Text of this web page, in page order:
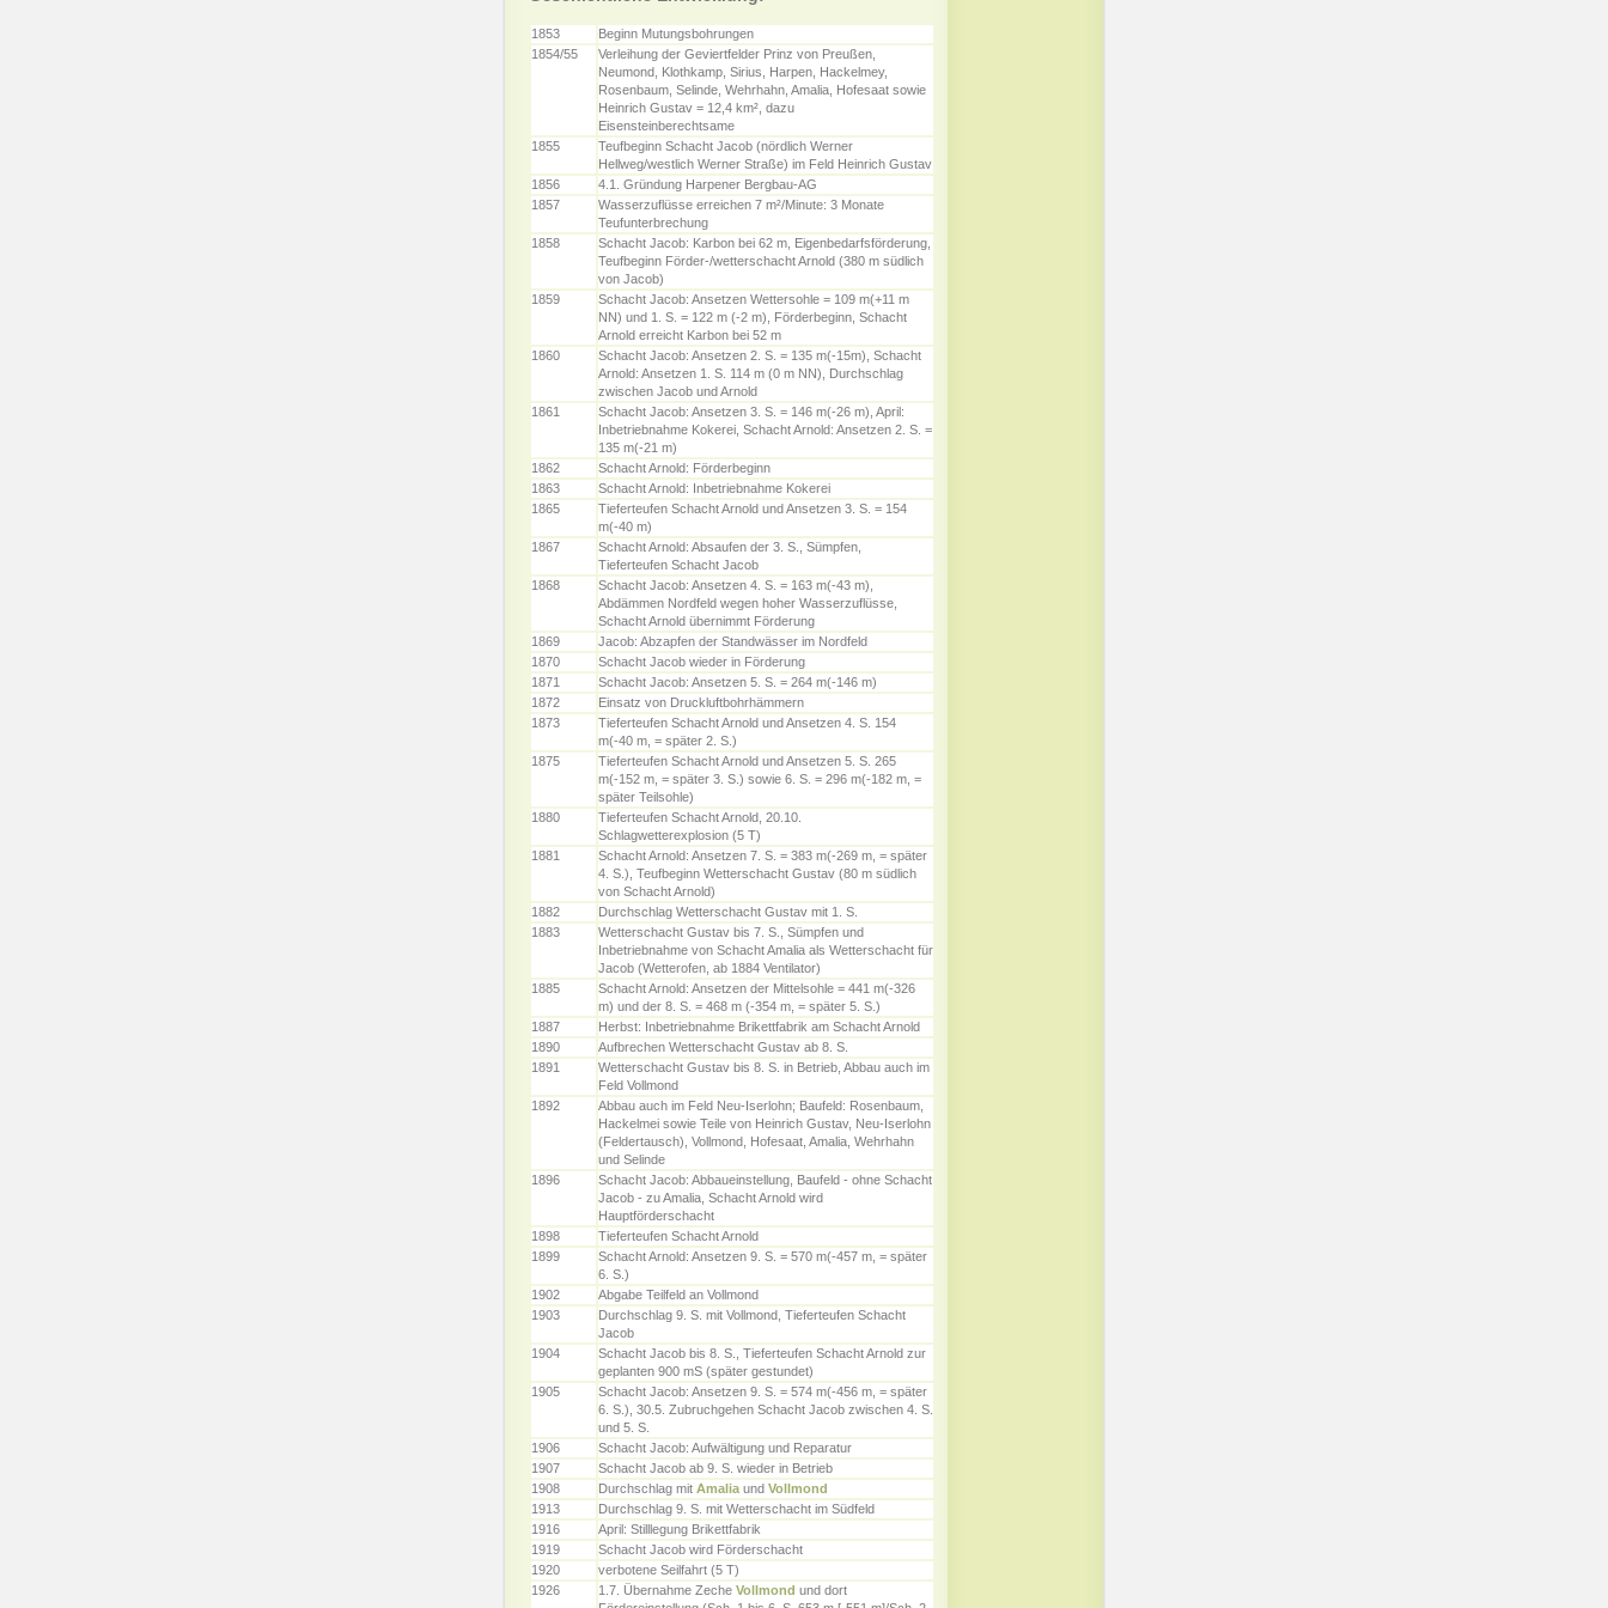
1853
Beginn Mutungsbohrungen
1854/55
Verleihung der Geviertfelder Prinz von Preußen,
Neumond, Klothkamp, Sirius, Harpen, Hackelmey,
Rosenbaum, Selinde, Wehrhahn, Amalia, Hofesaat sowie
Heinrich Gustav = 12,4 km², dazu
Eisensteinberechtsame
1855
Teufbeginn Schacht Jacob (nördlich Werner
Hellweg/westlich Werner Straße) im Feld Heinrich Gustav
1856
4.1. Gründung Harpener Bergbau-AG
1857
Wasserzuflüsse erreichen 7 m²/Minute: 3 Monate
Teufunterbrechung
1858
Schacht Jacob: Karbon bei 62 m, Eigenbedarfsförderung,
Teufbeginn Förder-/wetterschacht Arnold (380 m südlich
von Jacob)
1859
Schacht Jacob: Ansetzen Wettersohle = 109 m(+11 m
NN) und 1. S. = 122 m (-2 m), Förderbeginn, Schacht
Arnold erreicht Karbon bei 52 m
1860
Schacht Jacob: Ansetzen 2. S. = 135 m(-15m), Schacht
Arnold: Ansetzen 1. S. 114 m (0 m NN), Durchschlag
zwischen Jacob und Arnold
1861
Schacht Jacob: Ansetzen 3. S. = 146 m(-26 m), April:
Inbetriebnahme Kokerei, Schacht Arnold: Ansetzen 2. S. =
135 m(-21 m)
1862
Schacht Arnold: Förderbeginn
1863
Schacht Arnold: Inbetriebnahme Kokerei
1865
Tieferteufen Schacht Arnold und Ansetzen 3. S. = 154
m(-40 m)
1867
Schacht Arnold: Absaufen der 3. S., Sümpfen,
Tieferteufen Schacht Jacob
1868
Schacht Jacob: Ansetzen 4. S. = 163 m(-43 m),
Abdämmen Nordfeld wegen hoher Wasserzuflüsse,
Schacht Arnold übernimmt Förderung
1869
Jacob: Abzapfen der Standwässer im Nordfeld
1870
Schacht Jacob wieder in Förderung
1871
Schacht Jacob: Ansetzen 5. S. = 264 m(-146 m)
1872
Einsatz von Druckluftbohrhämmern
1873
Tieferteufen Schacht Arnold und Ansetzen 4. S. 154
m(-40 m, = später 2. S.)
1875
Tieferteufen Schacht Arnold und Ansetzen 5. S. 265
m(-152 m, = später 3. S.) sowie 6. S. = 296 m(-182 m, =
später Teilsohle)
1880
Tieferteufen Schacht Arnold, 20.10.
Schlagwetterexplosion (5 T)
1881
Schacht Arnold: Ansetzen 7. S. = 383 m(-269 m, = später
4. S.), Teufbeginn Wetterschacht Gustav (80 m südlich
von Schacht Arnold)
1882
Durchschlag Wetterschacht Gustav mit 1. S.
1883
Wetterschacht Gustav bis 7. S., Sümpfen und
Inbetriebnahme von Schacht Amalia als Wetterschacht für
Jacob (Wetterofen, ab 1884 Ventilator)
1885
Schacht Arnold: Ansetzen der Mittelsohle = 441 m(-326
m) und der 8. S. = 468 m (-354 m, = später 5. S.)
1887
Herbst: Inbetriebnahme Brikettfabrik am Schacht Arnold
1890
Aufbrechen Wetterschacht Gustav ab 8. S.
1891
Wetterschacht Gustav bis 8. S. in Betrieb, Abbau auch im
Feld Vollmond
1892
Abbau auch im Feld Neu-Iserlohn; Baufeld: Rosenbaum,
Hackelmei sowie Teile von Heinrich Gustav, Neu-Iserlohn
(Feldertausch), Vollmond, Hofesaat, Amalia, Wehrhahn
und Selinde
1896
Schacht Jacob: Abbaueinstellung, Baufeld - ohne Schacht
Jacob - zu Amalia, Schacht Arnold wird
Hauptförderschacht
1898
Tieferteufen Schacht Arnold
1899
Schacht Arnold: Ansetzen 9. S. = 570 m(-457 m, = später
6. S.)
1902
Abgabe Teilfeld an Vollmond
1903
Durchschlag 9. S. mit Vollmond, Tieferteufen Schacht
Jacob
1904
Schacht Jacob bis 8. S., Tieferteufen Schacht Arnold zur
geplanten 900 mS (später gestundet)
1905
Schacht Jacob: Ansetzen 9. S. = 574 m(-456 m, = später
6. S.), 30.5. Zubruchgehen Schacht Jacob zwischen 4. S.
und 5. S.
1906
Schacht Jacob: Aufwältigung und Reparatur
1907
Schacht Jacob ab 9. S. wieder in Betrieb
1908
Durchschlag mit Amalia und Vollmond
1913
Durchschlag 9. S. mit Wetterschacht im Südfeld
1916
April: Stilllegung Brikettfabrik
1919
Schacht Jacob wird Förderschacht
1920
verbotene Seilfahrt (5 T)
1926
1.7. Übernahme Zeche Vollmond und dort